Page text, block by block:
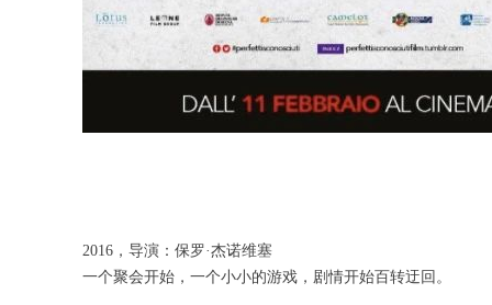
2016，导演：保罗·杰诺维塞
一个聚会开始，一个小小的游戏，剧情开始百转迂回。